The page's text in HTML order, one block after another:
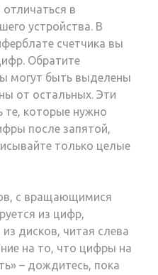
в
устройства. В
счетчика вы
Обратите
могут быть выделены
от остальных. Эти
те, которые нужно
после запятой,
только целые
с вращающимися
из цифр,
дисков, читая слева
на то, что цифры на
– дождитесь, пока